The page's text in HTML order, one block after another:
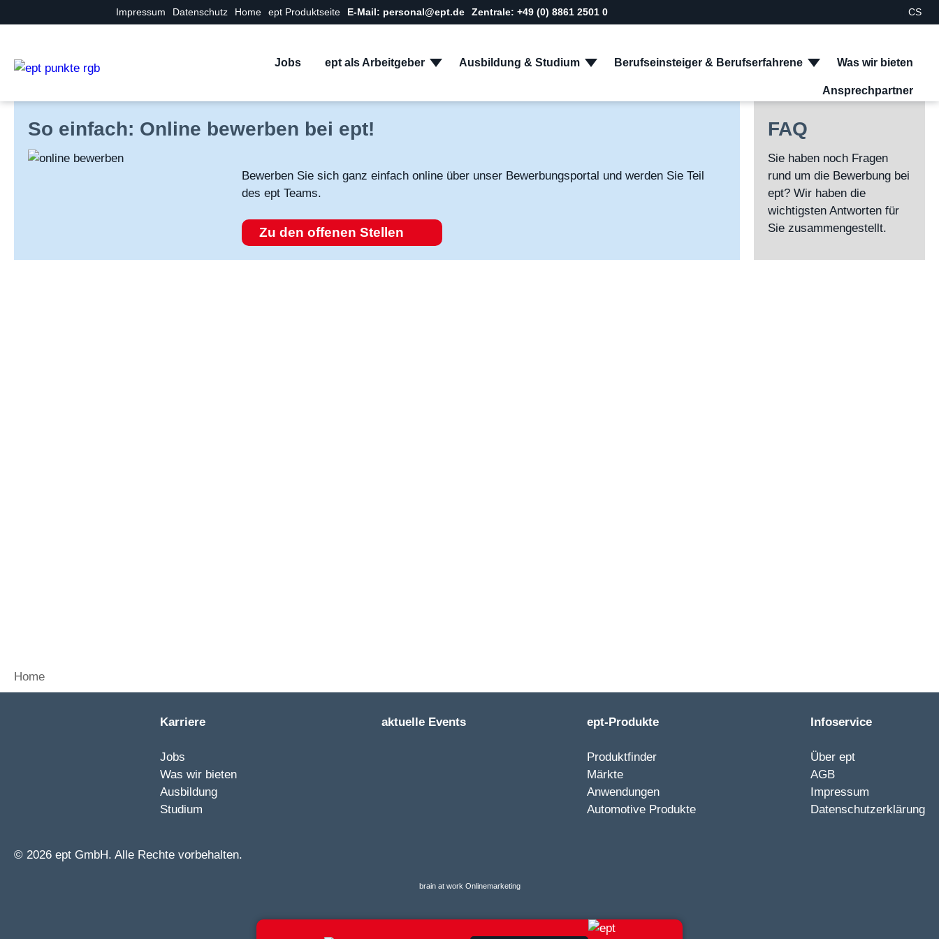
Impressum Datenschutz Home ept Produktseite E-Mail: personal@ept.de Zentrale: +49 (0) 8861 2501 0 CS
Jobs ept als Arbeitgeber Ausbildung & Studium Berufseinsteiger & Berufserfahrene Was wir bieten
Ansprechpartner
So einfach: Online bewerben bei ept!
Bewerben Sie sich ganz einfach online über unser Bewerbungsportal und werden Sie Teil
des ept Teams.
Zu den offenen Stellen
FAQ
Sie haben noch Fragen
rund um die Bewerbung bei
ept? Wir haben die
wichtigsten Antworten für
Sie zusammengestellt.
Home
Karriere
Jobs
Was wir bieten
Ausbildung
Studium
aktuelle Events ept-Produkte
Produktfinder
Märkte
Anwendungen
Automotive Produkte
Infoservice
Über ept
AGB
Impressum
Datenschutzerklärung
© 2026 ept GmbH. Alle Rechte vorbehalten.
brain at work Onlinemarketing